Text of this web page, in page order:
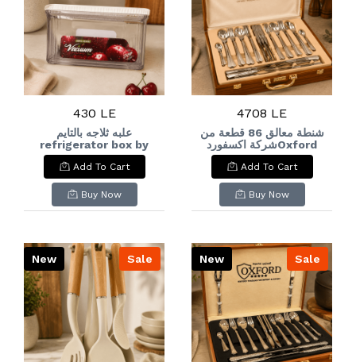
430 LE
علبه ثلاجه بالتايم
refrigerator box by
time
Add To Cart
Buy Now
4708 LE
شنطة معالق 86 قطعة من
شركة اكسفوردOxford
Cutlery Set, 86
Pieces
Add To Cart
Buy Now
Sale
New Sale
New